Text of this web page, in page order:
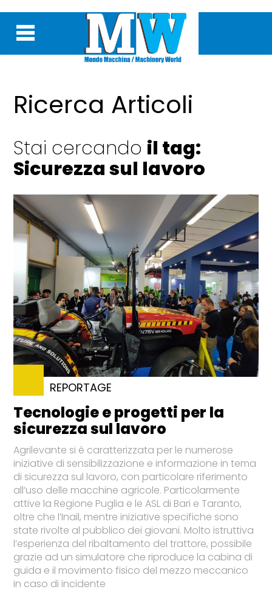
Ricerca Articoli
Stai cercando il tag:
Sicurezza sul lavoro
REPORTAGE
Tecnologie e progetti per la
sicurezza sul lavoro
Agrilevante si è caratterizzata per le numerose
iniziative di sensibilizzazione e informazione in tema
di sicurezza sul lavoro, con particolare riferimento
all’uso delle macchine agricole. Particolarmente
attive la Regione Puglia e le ASL di Bari e Taranto,
oltre che l’Inail, mentre iniziative specifiche sono
state rivolte al pubblico dei giovani. Molto istruttiva
l’esperienza del ribaltamento del trattore, possibile
grazie ad un simulatore che riproduce la cabina di
guida e il movimento fisico del mezzo meccanico
in caso di incidente